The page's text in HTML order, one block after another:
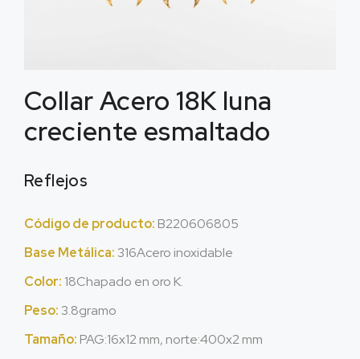
Collar Acero 18K luna
creciente esmaltado
Reflejos
Código de producto: B220606805
Base Metálica: 316Acero inoxidable
Color: 18Chapado en oro K.
Peso: 3.8gramo
Tamaño: PAG:16x12 mm, norte:400x2 mm